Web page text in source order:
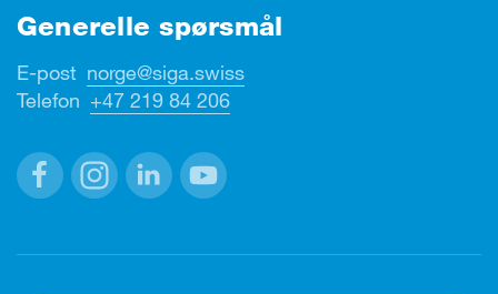
Generelle spørsmål
E-post norge@siga.swiss
Telefon +47 219 84 206